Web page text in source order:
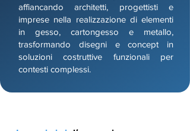
affiancando architetti, progettisti e
imprese nella realizzazione di elementi
in gesso, cartongesso e metallo,
trasformando disegni e concept in
soluzioni costruttive funzionali per
contesti complessi.